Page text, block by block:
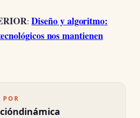
:Diseño y algoritmo:
nos mantienen
POR